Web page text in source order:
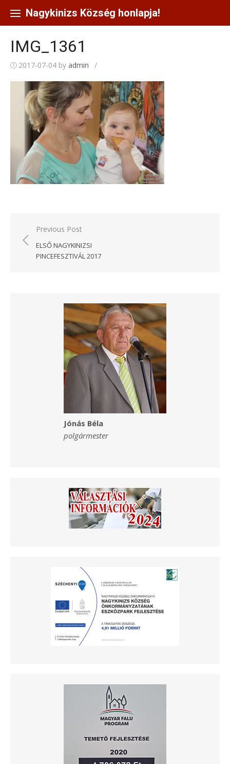
content
Nagykinizs Község honlapja!
IMG_1361
2017-07-04 by admin /
Bejegyzés
navigáció
Previous Post
ELSŐ NAGYKINIZSI
PINCEFESZTIVÁL 2017
Jónás Béla
polgármester